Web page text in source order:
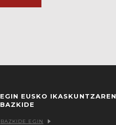
EGIN EUSKO IKASKUNTZAREN
BAZKIDE
BAZKIDE EGIN